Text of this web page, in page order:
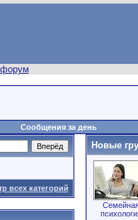
Сообщения за день
всех категорий
Новые